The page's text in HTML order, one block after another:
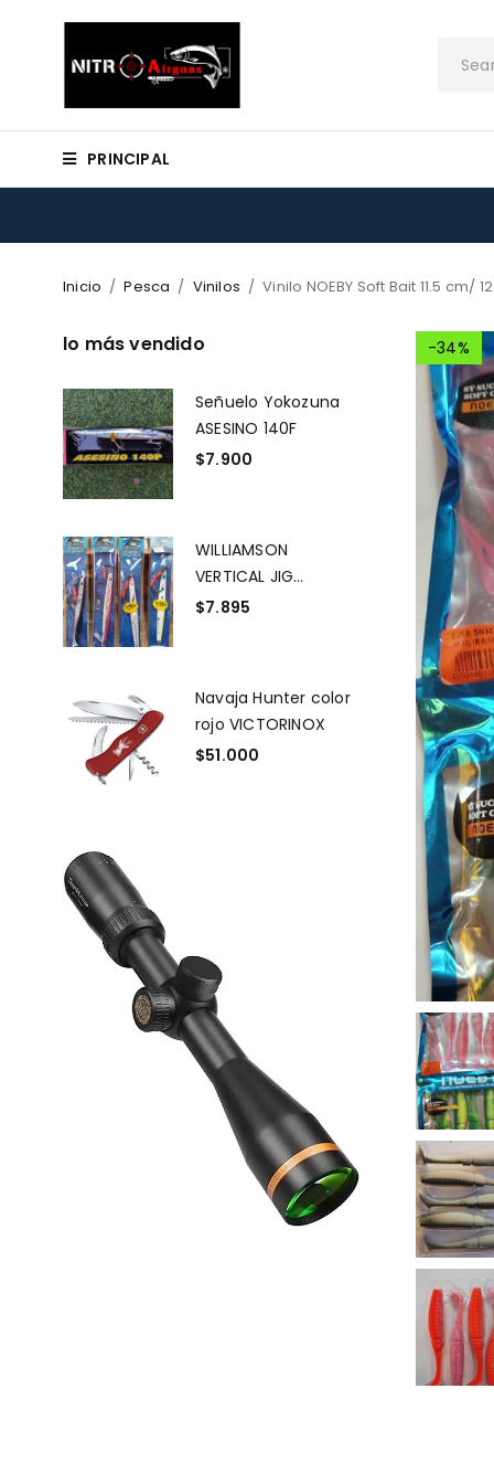
PRINCIPAL
Inicio / Pesca / Vinilos / Vinilo NOEBY Soft Bait 11.5 cm/
lo más vendido
Señuelo Yokozuna
ASESINO 140F
$7.900
WILLIAMSON
VERTICAL JIG
BENTHOS SPEED JIG
$7.895
Navaja Hunter color
rojo VICTORINOX
$51.000
-34%